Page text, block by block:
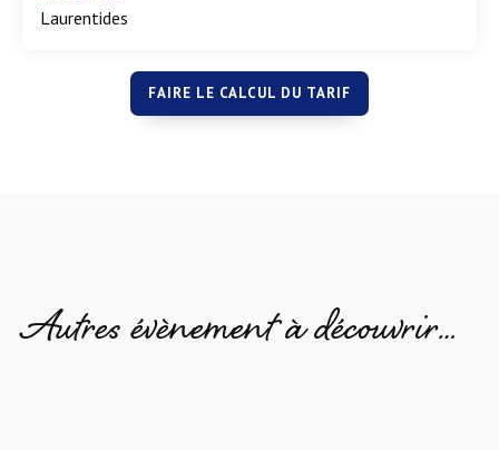
Laurentides
FAIRE LE CALCUL DU TARIF
Autres évènement à découvrir…